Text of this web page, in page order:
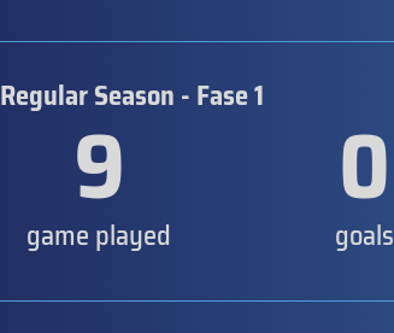
Regular Season - Fase 1
9
game played 0
goals